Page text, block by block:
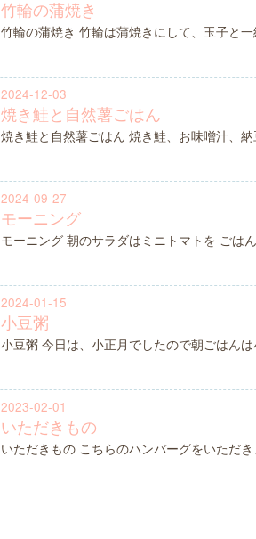
竹輪の蒲焼き
竹輪の蒲焼き 竹輪は蒲焼きにして、玉子と
2024-12-03
焼き鮭と自然薯ごはん
焼き鮭と自然薯ごはん 焼き鮭、お味噌汁、
2024-09-27
モーニング
モーニング 朝のサラダはミニトマトを ごは
2024-01-15
小豆粥
小豆粥 今日は、小正月でしたので朝ごはん
2023-02-01
いただきもの
いただきもの こちらのハンバーグをいただ